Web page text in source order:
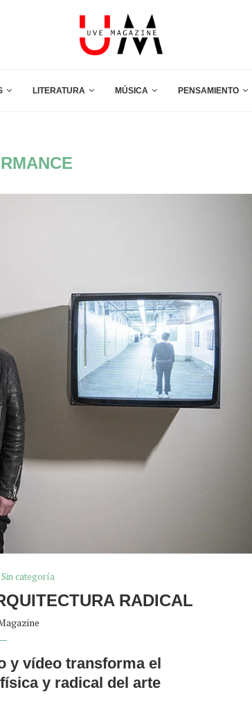
LITERATURA MÚSICA PENSAMIENTO
Sin categoría
RADICAL
y vídeo transforma el
y radical del arte